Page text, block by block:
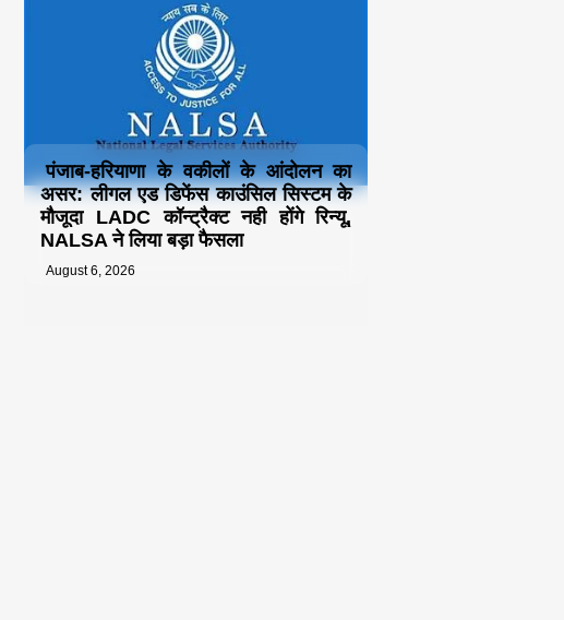
पंजाब-हरियाणा के वकीलों के आंदोलन का
असर: लीगल एड डिफेंस काउंसिल सिस्टम के
मौजूदा LADC कॉन्ट्रैक्ट नही होंगे रिन्यू,
NALSA ने लिया बड़ा फैसला
August 6, 2026